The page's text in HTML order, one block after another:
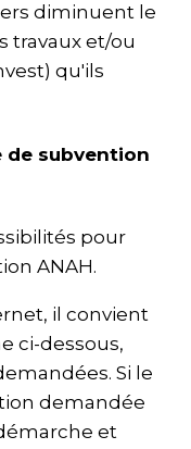
diminuent le
travaux et/ou
qu'ils
de subvention
pour
ANAH.
il convient
ci-dessous,
Si le
demandée
et